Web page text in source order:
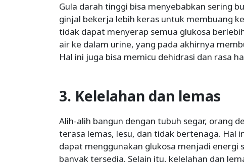
Gula darah tinggi bisa menyebabkan sering
ginjal bekerja lebih keras untuk membuang
tidak dapat menyerap semua glukosa
air ke dalam urine, yang pada akhirnya
Hal ini juga bisa memicu dehidrasi dan rasa
3. Kelelahan dan lemas
Alih-alih bangun dengan tubuh segar, orang
terasa lemas, lesu, dan tidak bertenaga. Hal
dapat menggunakan glukosa menjadi energi
banyak tersedia. Selain itu, kelelahan dan